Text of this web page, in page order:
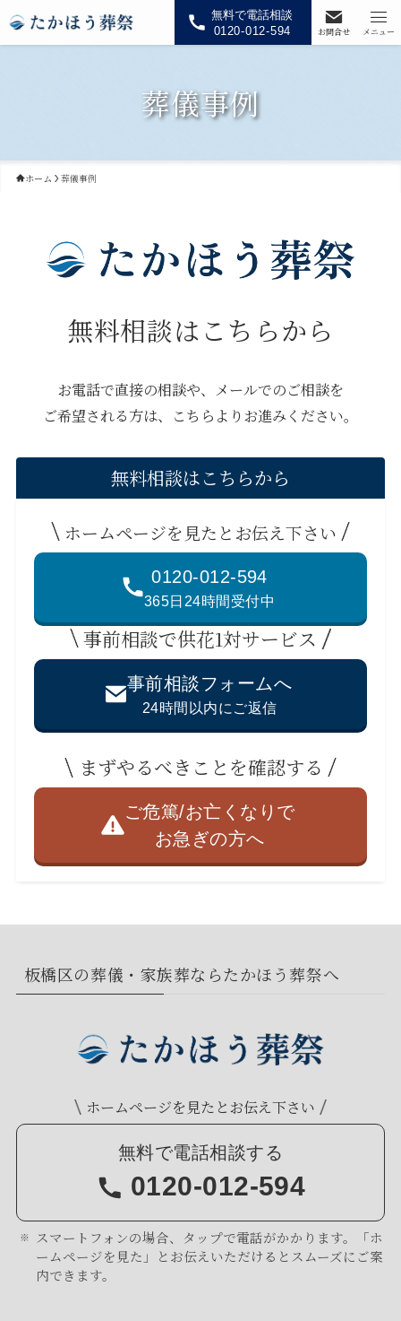
無料で電話相談
0120-012-594 お問合せ メニュー
葬儀事例
ホーム 葬儀事例
無料相談はこちらから
お電話で直接の相談や、メールでのご相談を
ご希望される方は、こちらよりお進みください。
無料相談はこちらから
ホームページを見たとお伝え下さい
0120-012-594
365日24時間受付中
事前相談で供花1対サービス
事前相談フォームへ
24時間以内にご返信
まずやるべきことを確認する
ご危篤/お亡くなりで
お急ぎの方へ
板橋区の葬儀・家族葬ならたかほう葬祭へ
ホームページを見たとお伝え下さい
無料で電話相談する
0120-012-594
スマートフォンの場合、タップで電話がかかります。「ホ
ームページを見た」とお伝えいただけるとスムーズにご案
内できます。